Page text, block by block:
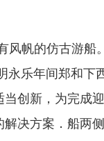
风帆的仿古游船
永乐年间郑和下
创新，为完成
决方案．船两